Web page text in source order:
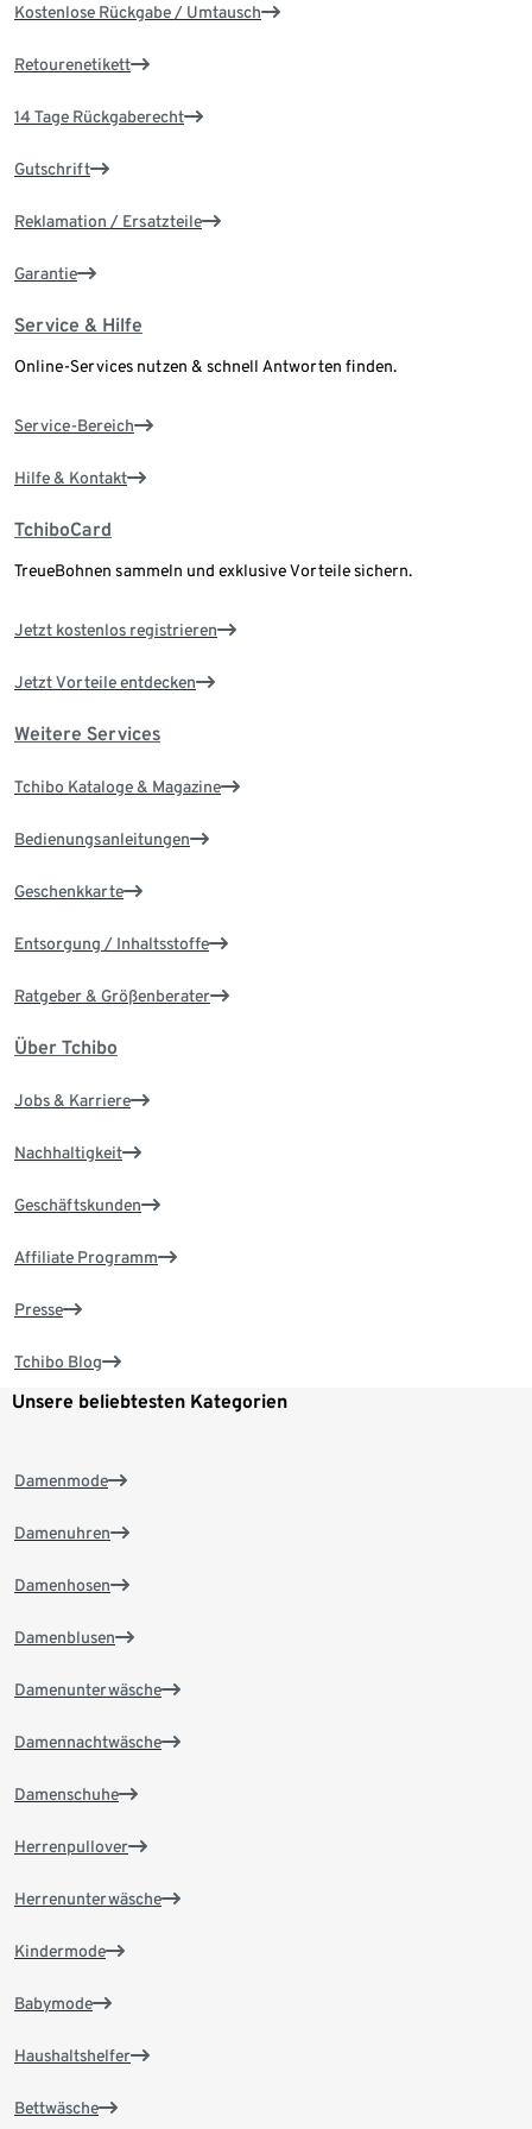
Kostenlose Rückgabe / Umtausch
Retourenetikett
14 Tage Rückgaberecht
Gutschrift
Reklamation / Ersatzteile
Garantie
Service & Hilfe
Online-Services nutzen & schnell Antworten finden.
Service-Bereich
Hilfe & Kontakt
TchiboCard
TreueBohnen sammeln und exklusive Vorteile sichern.
Jetzt kostenlos registrieren
Jetzt Vorteile entdecken
Weitere Services
Tchibo Kataloge & Magazine
Bedienungsanleitungen
Geschenkkarte
Entsorgung / Inhaltsstoffe
Ratgeber & Größenberater
Über Tchibo
Jobs & Karriere
Nachhaltigkeit
Geschäftskunden
Affiliate Programm
Presse
Tchibo Blog
Unsere beliebtesten Kategorien
Damenmode
Damenuhren
Damenhosen
Damenblusen
Damenunterwäsche
Damennachtwäsche
Damenschuhe
Herrenpullover
Herrenunterwäsche
Kindermode
Babymode
Haushaltshelfer
Bettwäsche